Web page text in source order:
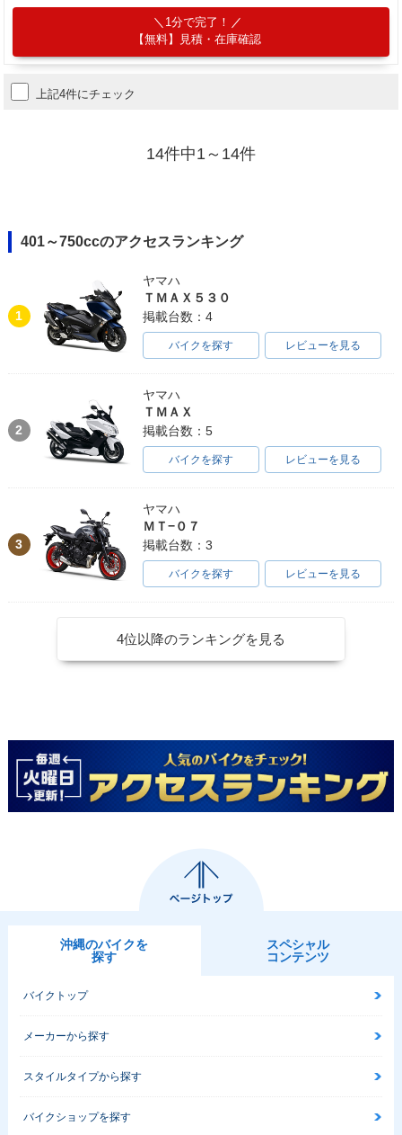
1分で完了！
【無料】見積・在庫確認
上記4件にチェック
14件中1～14件
401～750ccのアクセスランキング
1
ヤマハ
ＴＭＡＸ５３０
掲載台数：4
バイクを探す レビューを見る
2
ヤマハ
ＴＭＡＸ
掲載台数：5
バイクを探す レビューを見る
3
ヤマハ
ＭＴ−０７
掲載台数：3
バイクを探す レビューを見る
4位以降のランキングを見る
沖縄のバイクを
探す
スペシャル
コンテンツ
バイクトップ
メーカーから探す
スタイルタイプから探す
バイクショップを探す